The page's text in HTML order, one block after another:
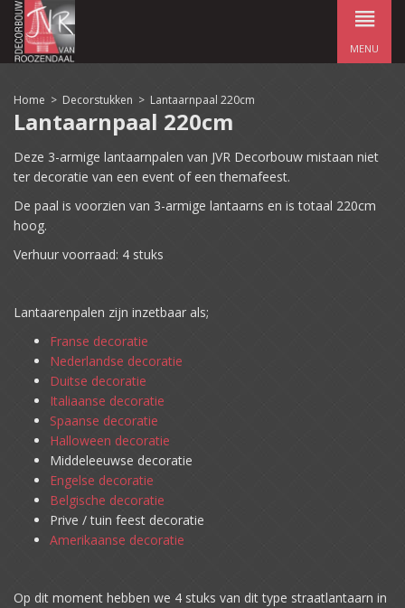
MENU
Home > Decorstukken > Lantaarnpaal 220cm
Lantaarnpaal 220cm
Deze 3-armige lantaarnpalen van JVR Decorbouw mistaan niet
ter decoratie van een event of een themafeest.
De paal is voorzien van 3-armige lantaarns en is totaal 220cm
hoog.
Verhuur voorraad: 4 stuks
Lantaarenpalen zijn inzetbaar als;
Franse decoratie
Nederlandse decoratie
Duitse decoratie
Italiaanse decoratie
Spaanse decoratie
Halloween decoratie
Middeleeuwse decoratie
Engelse decoratie
Belgische decoratie
Prive / tuin feest decoratie
Amerikaanse decoratie
Op dit moment hebben we 4 stuks van dit type straatlantaarn in